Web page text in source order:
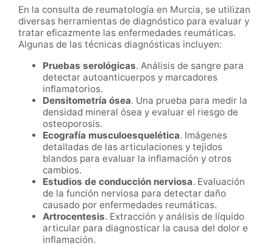
En la consulta de reumatología en Murcia, se utilizan
diversas herramientas de diagnóstico para evaluar y
tratar eficazmente las enfermedades reumáticas.
Algunas de las técnicas diagnósticas incluyen:
Pruebas serológicas. Análisis de sangre para
detectar autoanticuerpos y marcadores
inflamatorios.
Densitometría ósea. Una prueba para medir la
densidad mineral ósea y evaluar el riesgo de
osteoporosis.
Ecografía musculoesquelética. Imágenes
detalladas de las articulaciones y tejidos
blandos para evaluar la inflamación y otros
cambios.
Estudios de conducción nerviosa. Evaluación
de la función nerviosa para detectar daño
causado por enfermedades reumáticas.
Artrocentesis. Extracción y análisis de líquido
articular para diagnosticar la causa del dolor e
inflamación.